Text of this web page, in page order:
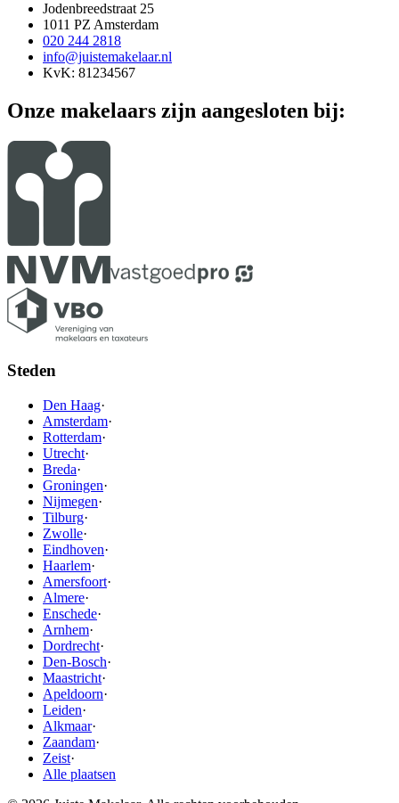
Jodenbreedstraat 25
1011 PZ Amsterdam
020 244 2818
info@juistemakelaar.nl
KvK: 81234567
Onze makelaars zijn aangesloten bij:
Steden
Den Haag·
Amsterdam·
Rotterdam·
Utrecht·
Breda·
Groningen·
Nijmegen·
Tilburg·
Zwolle·
Eindhoven·
Haarlem·
Amersfoort·
Almere·
Enschede·
Arnhem·
Dordrecht·
Den-Bosch·
Maastricht·
Apeldoorn·
Leiden·
Alkmaar·
Zaandam·
Zeist·
Alle plaatsen